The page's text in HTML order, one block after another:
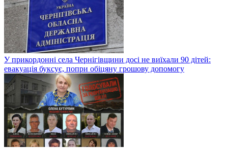
У прикордонні села Чернігівщини досі не виїхали 90 дітей:
евакуація буксує, попри обіцяну грошову допомогу